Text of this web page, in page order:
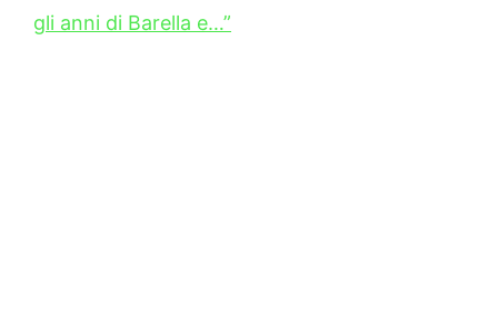
gli anni di Barella e…”